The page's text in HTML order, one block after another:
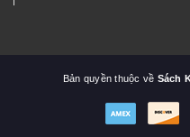
Bản quyền thuộc về Sách